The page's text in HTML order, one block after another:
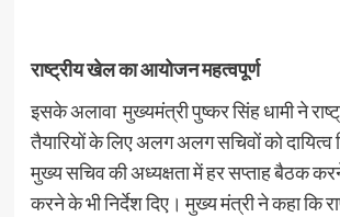
राष्ट्रीय खेल का आयोजन महत्वपूर्ण
इसके अलावा मुख्यमंत्री पुष्कर सिंह धामी ने
तैयारियों के लिए अलग अलग सचिवों को दायित्व
मुख्य सचिव की अध्यक्षता में हर सप्ताह बैठक
करने के भी निर्देश दिए। मुख्य मंत्री ने कहा कि